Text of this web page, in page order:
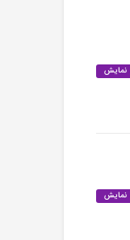
نمایش
نمایش